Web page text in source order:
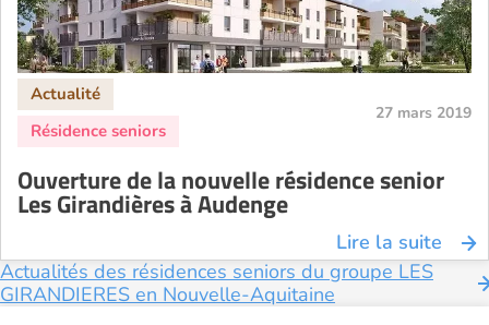
27 mars 2019
Ouverture de la nouvelle résidence senior
Les Girandières à Audenge
Lire la suite
Actualités des résidences seniors du groupe LES
GIRANDIERES en Nouvelle-Aquitaine